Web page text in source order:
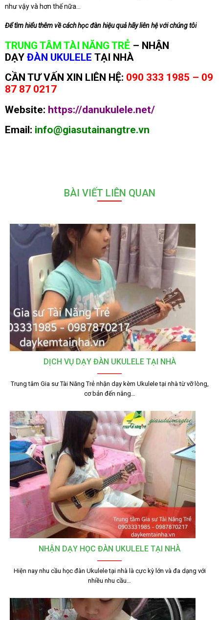
như vậy và hơn thế nữa…
Để tìm hiểu thêm về cách học đàn hiệu quả hãy liên hệ với chúng tôi
TRUNG TÂM TÀI NĂNG TRẺ – NHẬN
DẠY ĐÀN UKULELE TẠI NHÀ
CẦN TƯ VẤN XIN LIÊN HỆ: 090 333 1985 – 09
87 87 0217
Website: https://danukulele.net/
Email: info@giasutainangtre.vn
BÀI VIẾT LIÊN QUAN
DỊCH VỤ DẠY ĐÀN UKULELE TẠI NHÀ
Trung tâm Gia sư Tài Năng Trẻ nhận dạy kèm Ukulele tại nhà từ vỡ lòng,
cơ bản đến nâng…
NHẬN DẠY HỌC ĐÀN UKULELE TẠI NHÀ
Hiện nay nhu cầu học đàn Ukulele tại nhà là cực kỳ lớn và đa dạng với
nhiều nhu cầu…